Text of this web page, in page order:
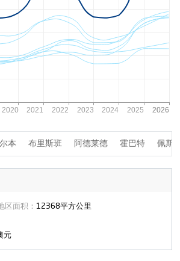
本 布里斯班 阿德莱德 霍巴特 佩斯
区面积： 12368平方公里
元